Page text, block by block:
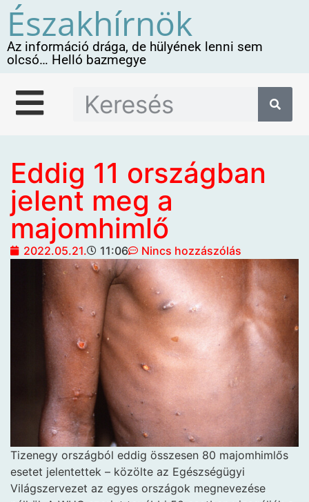
Északhírnök
Az információ drága, de hülyének lenni sem
olcsó… Helló bazmegye
Eddig 11 országban
jelent meg a
majomhimlő
2022.05.21. 11:06 Nincs hozzászólás
Tizenegy országból eddig összesen 80 majomhimlős
esetet jelentettek – közölte az Egészségügyi
Világszervezet az egyes országok megnevezése